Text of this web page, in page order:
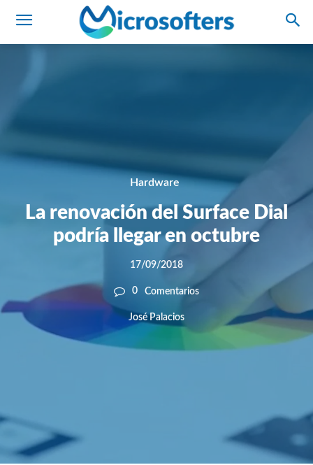
Hardware
La renovación del Surface Dial
podría llegar en octubre
17/09/2018
0 Comentarios
José Palacios